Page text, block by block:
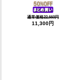
通常価格22,660円
11,300円